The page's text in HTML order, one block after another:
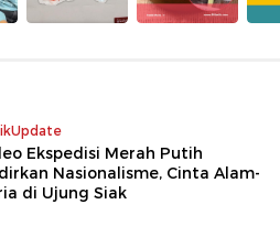
Ekspedisi Merah Putih
Nasionalisme, Cinta Alam-
di Ujung Siak